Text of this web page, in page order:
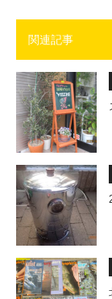
関連記事